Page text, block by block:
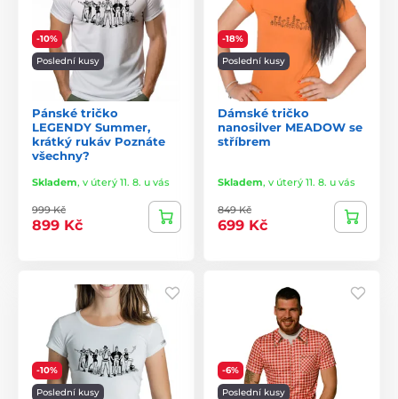
-10%
Poslední kusy
Pánské tričko
LEGENDY Summer,
krátký rukáv Poznáte
všechny?
Skladem, v úterý 11. 8. u vás
999 Kč
899 Kč
-18%
Poslední kusy
Dámské tričko
nanosilver MEADOW se
stříbrem
Skladem, v úterý 11. 8. u vás
849 Kč
699 Kč
-10%
Poslední kusy
-6%
Poslední kusy